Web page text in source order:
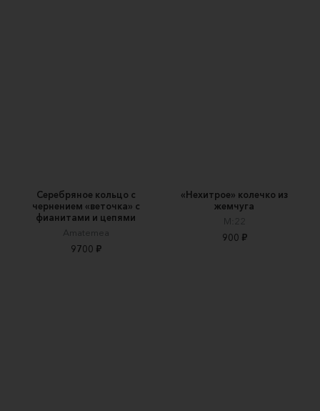
Серебряное кольцо с
чернением «веточка» с
фианитами и цепями
Amatemea
9700 ₽
«Нехитрое» колечко из
жемчуга
M:22
900 ₽